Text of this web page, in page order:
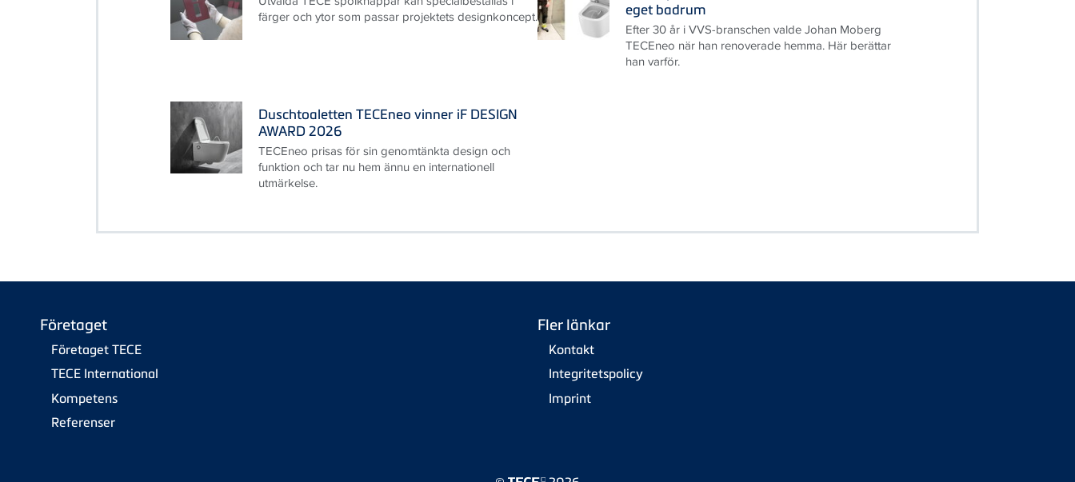
färger och ytor som passar projektets designkoncept.
eget badrum
Efter 30 år i VVS-branschen valde Johan Moberg
TECEneo när han renoverade hemma. Här berättar
han varför.
Duschtoaletten TECEneo vinner iF DESIGN
AWARD 2026
TECEneo prisas för sin genomtänkta design och
funktion och tar nu hem ännu en internationell
utmärkelse.
Företaget
Företaget TECE
TECE International
Kompetens
Referenser
Fler länkar
Kontakt
Integritetspolicy
Imprint